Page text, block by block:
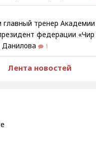
главный тренер Академии
федерации «Чир
Данилова
1
Лента новостей